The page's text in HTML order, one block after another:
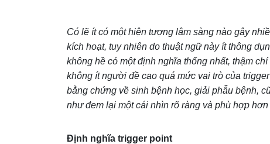
Có lẽ ít có một hiện tượng lâm sàng nào gây
kích hoạt, tuy nhiên do thuật ngữ này ít thông
không hề có một định nghĩa thống nhất, thậm
không ít người đề cao quá mức vai trò của
bằng chứng về sinh bệnh học, giải phẫu bệnh,
như đem lại một cái nhìn rõ ràng và phù hợp
Định nghĩa trigger point